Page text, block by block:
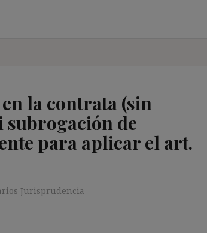
la contrata (sin
subrogación de
para aplicar el art.
Jurisprudencia